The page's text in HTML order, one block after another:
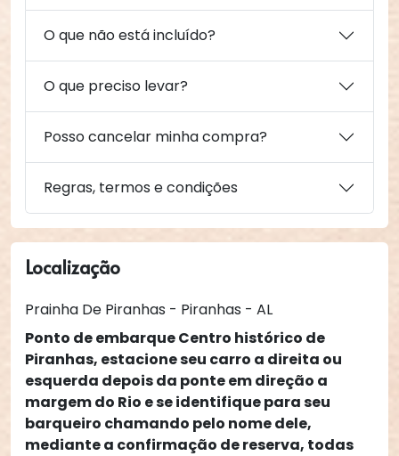
O que não está incluído?
O que preciso levar?
Posso cancelar minha compra?
Regras, termos e condições
Localização
Prainha De Piranhas - Piranhas - AL
Ponto de embarque Centro histórico de
Piranhas, estacione seu carro a direita ou
esquerda depois da ponte em direção a
margem do Rio e se identifique para seu
barqueiro chamando pelo nome dele,
mediante a confirmação de reserva, todas